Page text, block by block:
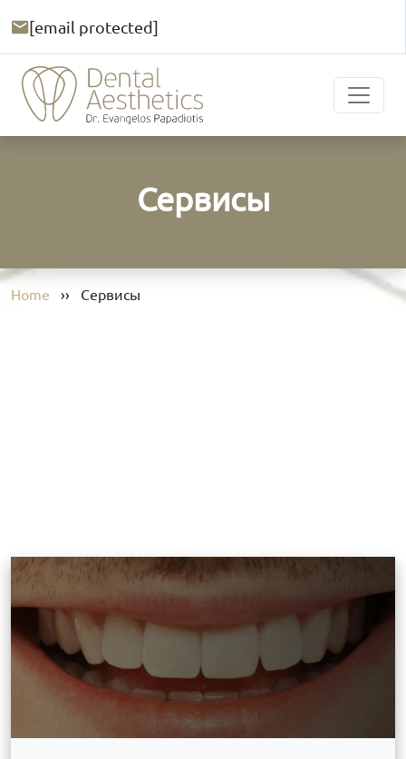
[email protected]
Сервисы
Home ›› Сервисы